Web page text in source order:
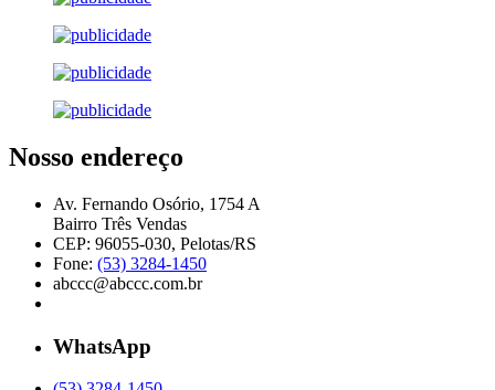
Nosso endereço
Av. Fernando Osório, 1754 A
Bairro Três Vendas
CEP: 96055-030, Pelotas/RS
Fone: (53) 3284-1450
abccc@abccc.com.br
WhatsApp